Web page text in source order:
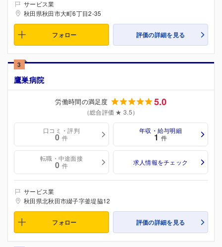
サービス業
秋田県秋田市大町6丁目2-35
フォロー 評価の詳細を見る
3
鷹巣病院
労働時間の満足度 5.0
（総合評価 ★ 3.5）
口コミ・評判
0 件
年収・給与明細
1 件
転職・中途面接
0 件 求人情報をチェック
サービス業
秋田県北秋田市綴子字釜堤脇12
フォロー 評価の詳細を見る